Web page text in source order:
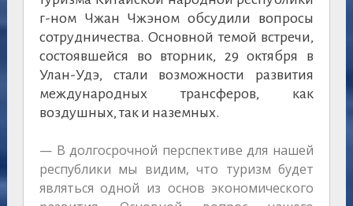
г-ном Чжан Чжэном обсудили вопросы
сотрудничества. Основной темой встречи,
состоявшейся во вторник, 29 октября в
Улан-Удэ, стали возможности развития
международных трансферов, как
воздушных, так и наземных.
— В долгосрочной перспективе для нашей
республики мы видим, что туризм будет
являться одной из основ экономического